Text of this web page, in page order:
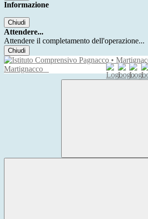
Informazione
Chiudi
Attendere...
Attendere il completamento dell'operazione...
Chiudi
Martignacco